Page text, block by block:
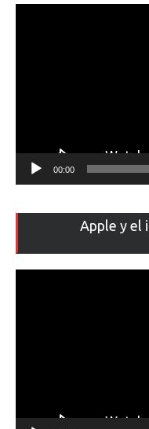
00:00
Apple y el